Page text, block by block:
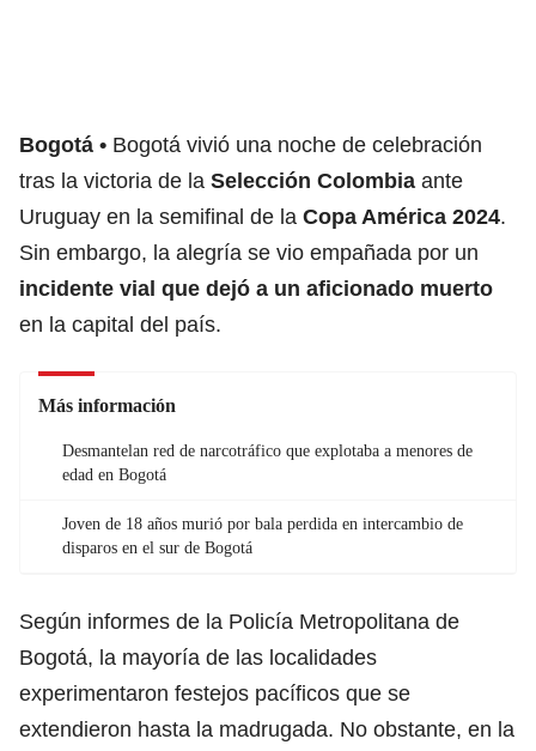
Bogotá
Bogotá vivió una noche de celebración
tras la victoria de la Selección Colombia ante
Uruguay en la semifinal de la Copa América 2024.
Sin embargo, la alegría se vio empañada por un
incidente vial que dejó a un aficionado muerto
en la capital del país.
Más información
Desmantelan red de narcotráfico que explotaba a menores de
edad en Bogotá
Joven de 18 años murió por bala perdida en intercambio de
disparos en el sur de Bogotá
Según informes de la Policía Metropolitana de
Bogotá, la mayoría de las localidades
experimentaron festejos pacíficos que se
extendieron hasta la madrugada. No obstante, en la